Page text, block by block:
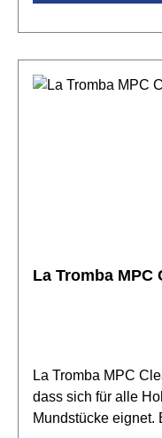
La Tromba
La Tromba MPC
dass sich für alle
Mundstücke eignet.